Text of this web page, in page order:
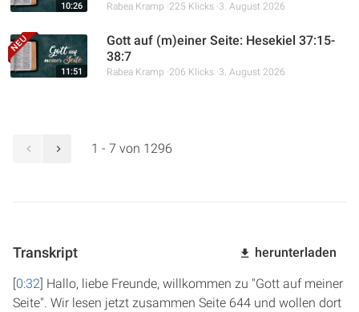
10:26 Rabea Kramp 225 Klicks 3. August 2026
11:51
Gott auf (m)einer Seite: Hesekiel 37:15-
38:7
Rabea Kramp 206 Klicks 3. August 2026
1 - 7 von 1296
Transkript herunterladen
[0:32] Hallo, liebe Freunde, willkommen zu "Gott auf meiner
Seite". Wir lesen jetzt zusammen Seite 644 und wollen dort